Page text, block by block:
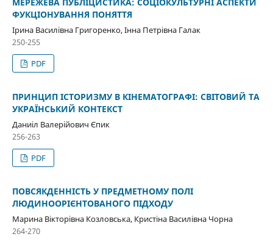
ФУКЦІОНУВАННЯ ПОНЯТТЯ
Ірина Василівна Григоренко, Інна Петрівна Галак
250-255
PDF
ПРИНЦИП ІСТОРИЗМУ В КІНЕМАТОГРАФІ: СВІТОВИЙ ТА
УКРАЇНСЬКИЙ КОНТЕКСТ
Даниіл Валерійович Єпик
256-263
PDF
ПОВСЯКДЕННІСТЬ У ПРЕДМЕТНОМУ ПОЛІ
ЛЮДИНООРІЄНТОВАНОГО ПІДХОДУ
Марина Вікторівна Козловська, Кристіна Василівна Чорна
264-270